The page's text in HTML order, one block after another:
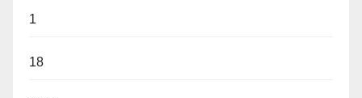
1
18